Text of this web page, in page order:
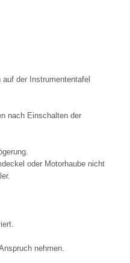
der Instrumententafel
nach Einschalten der
oder Motorhaube nicht
nehmen.